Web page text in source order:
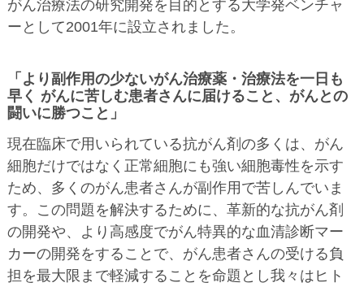
がん治療法の研究開発を目的とする大学発ベンチャ
ーとして2001年に設立されました。
「より副作用の少ないがん治療薬・治療法を一日も
早く がんに苦しむ患者さんに届けること、がんとの
闘いに勝つこと」
現在臨床で用いられている抗がん剤の多くは、がん
細胞だけではなく正常細胞にも強い細胞毒性を示す
ため、多くのがん患者さんが副作用で苦しんでいま
す。この問題を解決するために、革新的な抗がん剤
の開発や、より高感度でがん特異的な血清診断マー
カーの開発をすることで、がん患者さんの受ける負
担を最大限まで軽減することを命題とし我々はヒト